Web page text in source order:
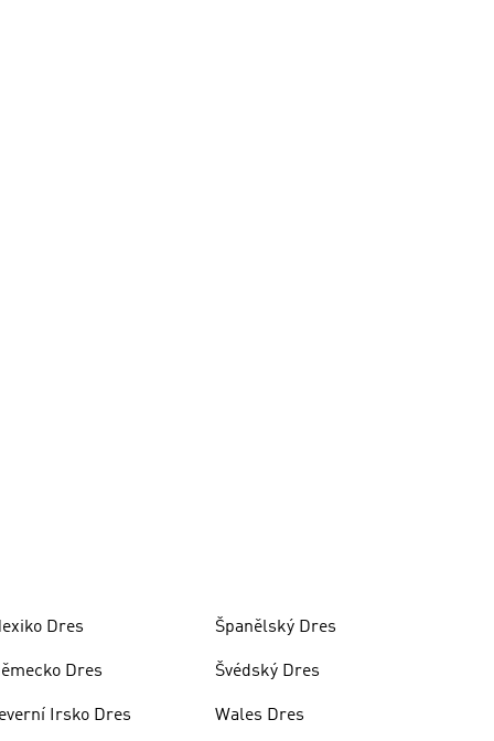
Dres
Dres
Irsko Dres
Španělský Dres
Švédský Dres
Wales Dres